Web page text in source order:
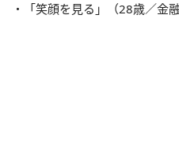
・「笑顔を見る」（28歳／金